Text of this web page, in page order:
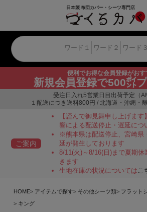
便利でお得な会員登録がおす
新規会員登録で500㌽
受注日入れ5営業日目出荷予定（
１配送につき送料800円 / 北海道・沖縄・
ご案内
【謹んで御見舞申し上げま
響による配送停止・遅延につ
※熊本県は配送停止、宮崎県
延が発生しております
8/11(火)～8/16(日)まで夏期
きます
生地在庫の状況についてはこ
HOME アイテムで探す その他シーツ類
フラット
キング